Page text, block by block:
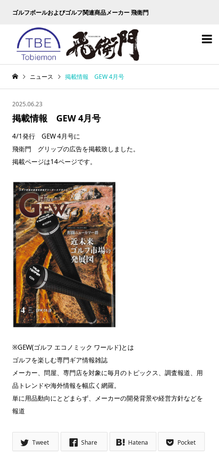
ゴルフボールおよびゴルフ関連商品メーカー 飛衛門

ニュース 掲載情報 GEW 4月号
2025.06.23
掲載情報 GEW 4月号
4/1発行 GEW 4月号に
飛衛門 グリップの広告を掲載致しました。
掲載ページは14ページです。
※GEW(ゴルフ エコノミック ワールド)とは
ゴルフを楽しむ専門ギア情報雑誌
メーカー、問屋、専門店を対象に毎月のトピックス、調査報道、用
品トレンドや海外情報を幅広く網羅。
単に用品動向にとどまらず、メーカーの開発背景や経営方針などを
報道
Tweet Share Hatena Pocket